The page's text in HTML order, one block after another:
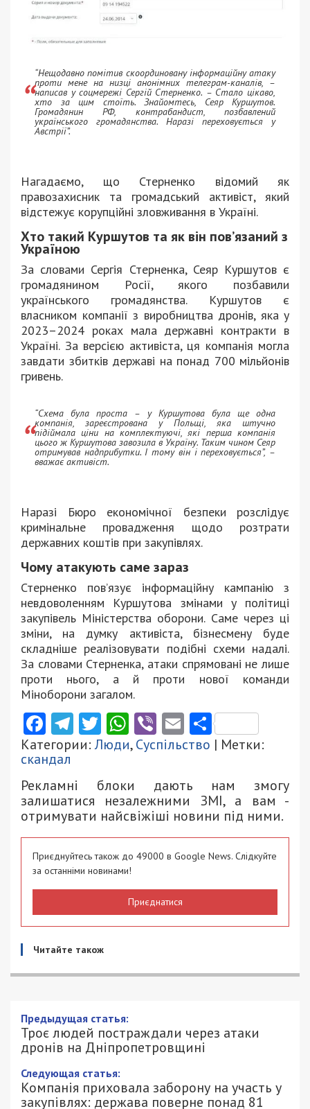
“Нещодавно помітив скоординовану інформаційну атаку
проти мене на низці анонімних телеграм-каналів, –
написав у соцмережі Сергій Стерненко. – Стало цікаво,
хто за цим стоїть. Знайомтесь, Сеяр Куршутов.
Громадянин РФ, контрабандист, позбавлений
українського громадянства. Наразі переховується у
Австрії”.
Нагадаємо, що Стерненко відомий як
правозахисник та громадський активіст, який
відстежує корупційні зловживання в Україні.
Хто такий Куршутов та як він пов’язаний з
Україною
За словами Сергія Стерненка, Сеяр Куршутов є
громадянином Росії, якого позбавили
українського громадянства. Куршутов є
власником компанії з виробництва дронів, яка у
2023–2024 роках мала державні контракти в
Україні. За версією активіста, ця компанія могла
завдати збитків державі на понад 700 мільйонів
гривень.
“Схема була проста – у Куршутова була ще одна
компанія, зареєстрована у Польщі, яка штучно
підіймала ціни на комплектуючі, які перша компанія
цього ж Куршутова завозила в Україну. Таким чином Сеяр
отримував надприбутки. І тому він і переховується”, –
вважає активіст.
Наразі Бюро економічної безпеки розслідує
кримінальне провадження щодо розтрати
державних коштів при закупівлях.
Чому атакують саме зараз
Стерненко пов’язує інформаційну кампанію з
невдоволенням Куршутова змінами у політиці
закупівель Міністерства оборони. Саме через ці
зміни, на думку активіста, бізнесмену буде
складніше реалізовувати подібні схеми надалі.
За словами Стерненка, атаки спрямовані не лише
проти нього, а й проти нової команди
Міноборони загалом.
Facebook
Telegram
Twitter
WhatsApp
ViberEmail
Категории:Люди,Суспільство | Метки:
скандал
Рекламні блоки дають нам змогу
залишатися незалежними ЗМІ, а вам -
отримувати найсвіжіші новини під ними.
Приєднуйтесь також до 49000 в Google News. Слідкуйте
за останніми новинами!
Приєднатися
Читайте також
Троє людей постраждали через атаки
дронів на Дніпропетровщині
9/06/2026 - 9:00
АННА БАУМАН - СПЕЦИАЛЬНО ДЛЯ
49000.COM.UA
301